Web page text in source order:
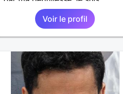
objectif, j'ai des valeurs
morales,... Je désire une relation
harmonieuse, sereine,
enrichissante, constructive. Une
de l'autre, un partage sans prise
de tête, une tolérance dans ce
que nous sommes.
Voir le profil